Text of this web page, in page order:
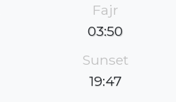
Fajr
03:50
Sunset
19:47